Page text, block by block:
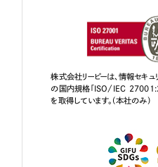
株式会社リーピーは、情報セキュ
の国内規格「ISO/IEC
を取得しています。（本社のみ）